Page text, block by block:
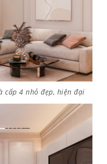
cấp 4 nhỏ đẹp, hiện đại